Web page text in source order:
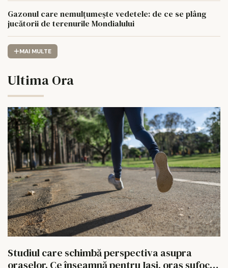
Gazonul care nemulțumește vedetele: de ce se plâng
jucătorii de terenurile Mondialului
MAI MULTE
Ultima Ora
Studiul care schimbă perspectiva asupra
orașelor. Ce înseamnă pentru Iași, oraș sufocat